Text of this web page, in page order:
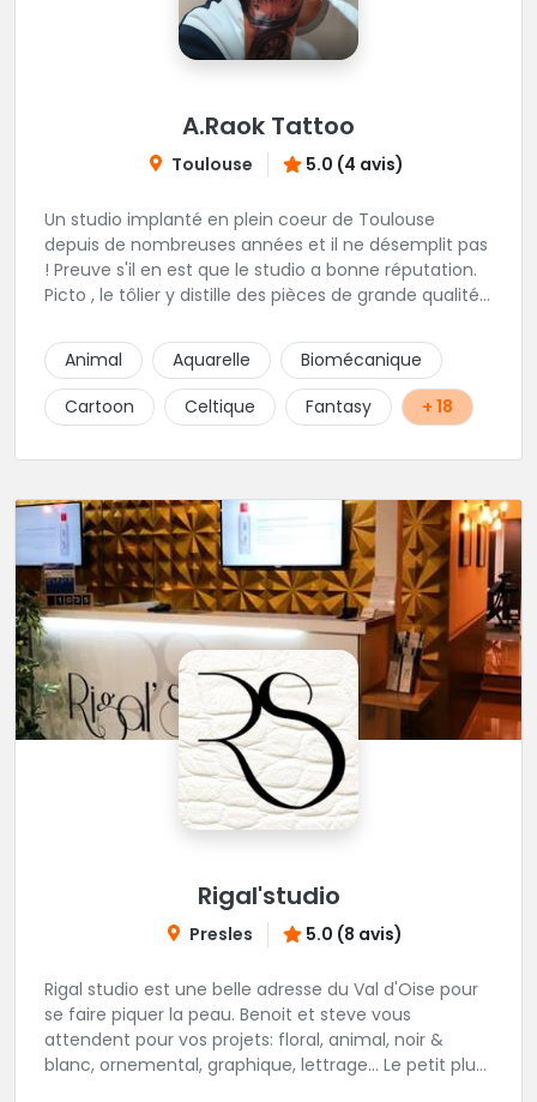
A.Raok Tattoo
Toulouse 5.0 (4 avis)
Un studio implanté en plein coeur de Toulouse
depuis de nombreuses années et il ne désemplit pas
! Preuve s'il en est que le studio a bonne réputation.
Picto , le tôlier y distille des pièces de grande qualité
irréprochable! "A.Raok"signifie "en avant" en gaelique,
comme un symbole! Foncez dans ce studio!
Animal Aquarelle
Biomécanique
Cartoon
Celtique Fantasy + 18
Rigal'studio
Presles 5.0 (8 avis)
Rigal studio est une belle adresse du Val d'Oise pour
se faire piquer la peau. Benoit et steve vous
attendent pour vos projets: floral, animal, noir &
blanc, ornemental, graphique, lettrage... Le petit plus